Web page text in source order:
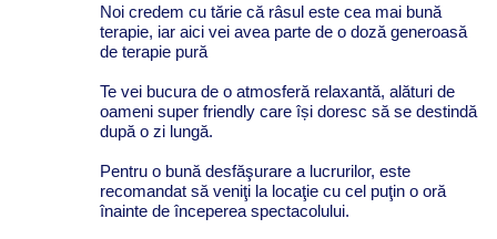
Noi credem cu tărie că râsul este cea mai bună
terapie, iar aici vei avea parte de o doză generoasă
de terapie pură
Te vei bucura de o atmosferă relaxantă, alături de
oameni super friendly care își doresc să se destindă
după o zi lungă.
Pentru o bună desfăşurare a lucrurilor, este
recomandat să veniţi la locaţie cu cel puţin o oră
înainte de începerea spectacolului.